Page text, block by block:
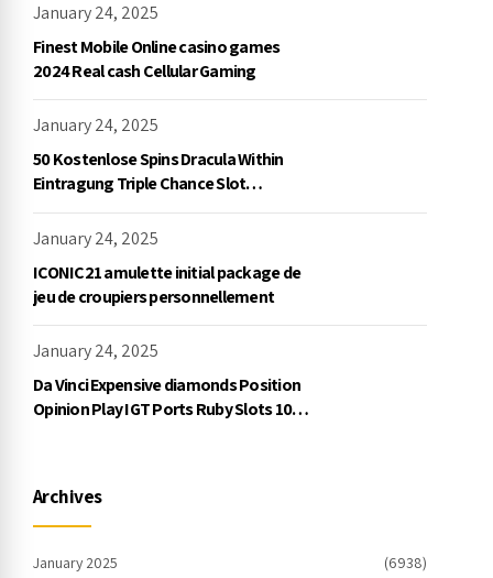
January 24, 2025
Finest Mobile Online casino games
2024 Real cash Cellular Gaming
January 24, 2025
50 Kostenlose Spins Dracula Within
Eintragung Triple Chance Slot
Exklusive Einzahlung
January 24, 2025
ICONIC21 amulette initial package de
jeu de croupiers personnellement
January 24, 2025
Da Vinci Expensive diamonds Position
Opinion Play IGT Ports Ruby Slots 100
Archives
January 2025 (6938)